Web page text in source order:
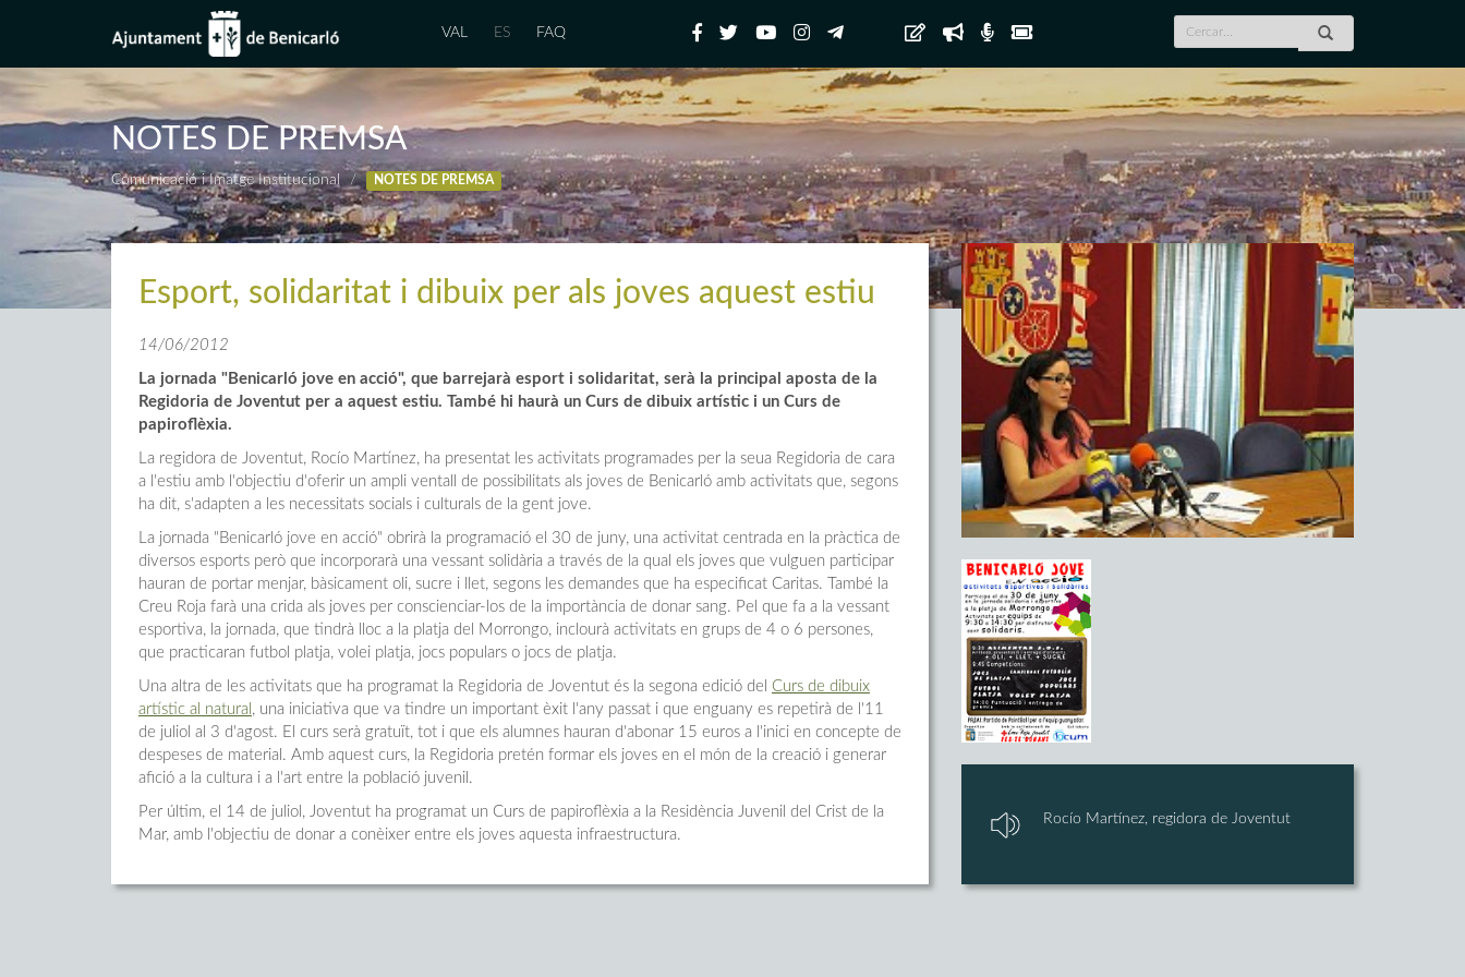
VAL ES FAQ
NOTES DE PREMSA
Comunicació i Imatge Institucional NOTES DE PREMSA
Esport, solidaritat i dibuix per als joves aquest estiu
14/06/2012
La jornada "Benicarló jove en acció", que barrejarà esport i solidaritat, serà la principal aposta de la
Regidoria de Joventut per a aquest estiu. També hi haurà un Curs de dibuix artístic i un Curs de
papiroflèxia.
La regidora de Joventut, Rocío Martínez, ha presentat les activitats programades per la seua Regidoria de cara
a l'estiu amb l'objectiu d'oferir un ampli ventall de possibilitats als joves de Benicarló amb activitats que, segons
ha dit, s'adapten a les necessitats socials i culturals de la gent jove.
La jornada "Benicarló jove en acció" obrirà la programació el 30 de juny, una activitat centrada en la pràctica de
diversos esports però que incorporarà una vessant solidària a través de la qual els joves que vulguen participar
hauran de portar menjar, bàsicament oli, sucre i llet, segons les demandes que ha especificat Caritas. També la
Creu Roja farà una crida als joves per conscienciar-los de la importància de donar sang. Pel que fa a la vessant
esportiva, la jornada, que tindrà lloc a la platja del Morrongo, inclourà activitats en grups de 4 o 6 persones,
que practicaran futbol platja, volei platja, jocs populars o jocs de platja.
Una altra de les activitats que ha programat la Regidoria de Joventut és la segona edició del Curs de dibuix
artístic al natural , una iniciativa que va tindre un important èxit l'any passat i que enguany es repetirà de l'11
de juliol al 3 d'agost. El curs serà gratuït, tot i que els alumnes hauran d'abonar 15 euros a l'inici en concepte de
despeses de material. Amb aquest curs, la Regidoria pretén formar els joves en el món de la creació i generar
afició a la cultura i a l'art entre la població juvenil.
Per últim, el 14 de juliol, Joventut ha programat un Curs de papiroflèxia a la Residència Juvenil del Crist de la
Mar, amb l'objectiu de donar a conèixer entre els joves aquesta infraestructura.
Rocío Martínez, regidora de Joventut